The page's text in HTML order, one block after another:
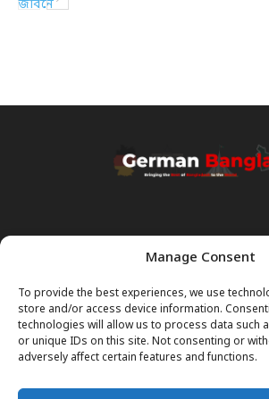
Manage Consent
To provide the best experiences, we use
store and/or access device information.
technologies will allow us to process data such
or unique IDs on this site. Not consenting or
adversely affect certain features and functions.
Transparency & Disclaimer:
Some content and images on this site are
assistance of Artificial Intelligence (AI). While we
can occasionally produce incorrect or outdated
Please Note:The content on
professional advice. Always verify official rules